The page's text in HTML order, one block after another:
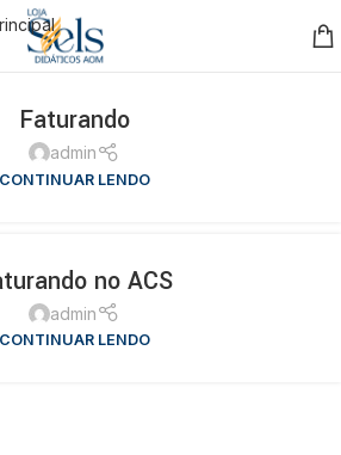
Faturando
admin
CONTINUAR LENDO
no ACS
admin
CONTINUAR LENDO